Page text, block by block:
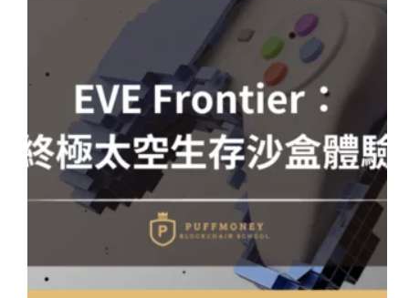
互
聯
時